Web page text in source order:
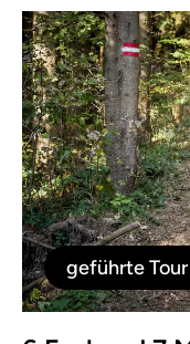
geführte Tour